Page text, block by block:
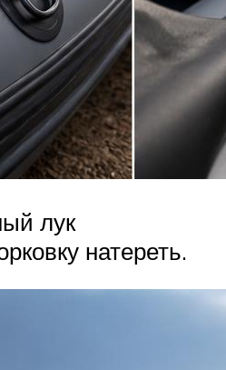
лук
натереть.